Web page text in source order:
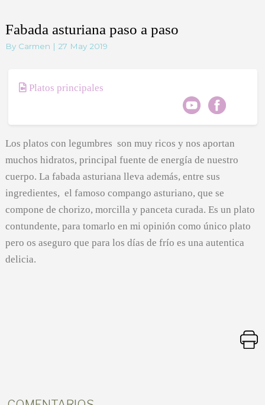
Fabada asturiana paso a paso
By Carmen | 27 May 2019
Platos principales
Los platos con legumbres son muy ricos y nos aportan
muchos hidratos, principal fuente de energía de nuestro
cuerpo. La fabada asturiana lleva además, entre sus
ingredientes, el famoso compango asturiano, que se
compone de chorizo, morcilla y panceta curada. Es un plato
contundente, para tomarlo en mi opinión como único plato
pero os aseguro que para los días de frío es una autentica
delicia.